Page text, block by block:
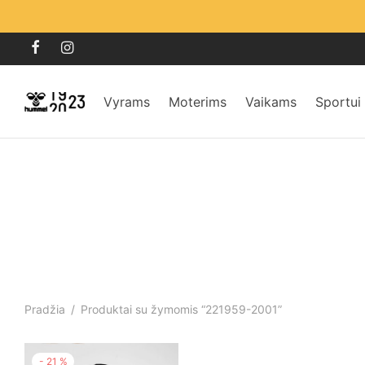
Vyrams Moterims Vaikams Sportui
Pradžia / Produktai su žymomis “221959-2001”
- 21 %